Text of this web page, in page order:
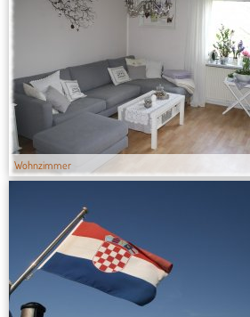
Wohnzimmer